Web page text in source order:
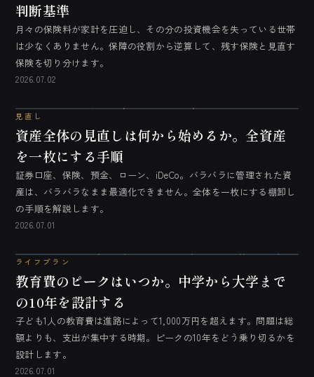
判断基準
月々の保険料が家計を圧迫し、その分の投資機会を失っている世帯
は少なくありません。保障の役割から逆算して、残す保険と見直す
保険を切り分けます。
2026.07.02
見直し
資産全体の見直しは何から始めるか。全資産
を一枚にする手順
証券口座、保険、預金、ローン、iDeCo。バラバラに管理された資
産は、バラバラなまま最適化できません。全体を一枚にする棚卸し
の手順を解説します。
2026.07.01
ライフプラン
教育費のピークはいつか。中学から大学まで
の10年を設計する
子ども1人の教育費は進路によって1,000万円を超えます。問題は総
額よりも、支出が集中する時期。ピークの10年をどう乗り切るかを
設計します。
2026.07.01